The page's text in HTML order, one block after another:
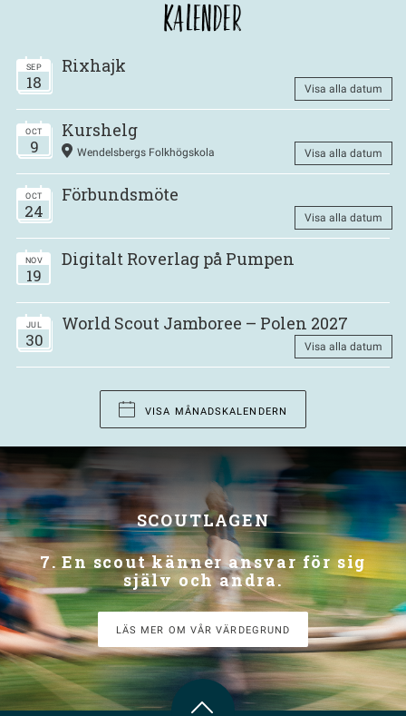
KALENDER
SEP
18
Rixhajk
Visa alla datum
OCT
9
Kurshelg
Wendelsbergs Folkhögskola Visa alla datum
OCT
24
Förbundsmöte
Visa alla datum
NOV
19
Digitalt Roverlag på Pumpen
JUL
30
World Scout Jamboree – Polen 2027
Visa alla datum
VISA MÅNADSKALENDERN
SCOUTLAGEN
7. En scout känner ansvar för sig
själv och andra.
LÄS MER OM VÅR VÄRDEGRUND